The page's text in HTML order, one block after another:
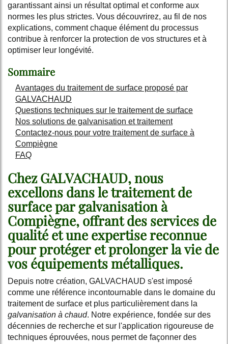
garantissant ainsi un résultat optimal et conforme aux
normes les plus strictes. Vous découvrirez, au fil de nos
explications, comment chaque élément du processus
contribue à renforcer la protection de vos structures et à
optimiser leur longévité.
Sommaire
Avantages du traitement de surface proposé par
GALVACHAUD
Questions techniques sur le traitement de surface
Nos solutions de galvanisation et traitement
Contactez-nous pour votre traitement de surface à
Compiègne
FAQ
Chez GALVACHAUD, nous
excellons dans letraitement de
surface par galvanisation à
Compiègne, offrant des services de
qualité et une expertise reconnue
pour protéger et prolonger la vie de
vos équipements métalliques.
Depuis notre création, GALVACHAUD s'est imposé
comme une référence incontournable dans le domaine du
traitement de surface et plus particulièrement dans la
galvanisation à chaud. Notre expérience, fondée sur des
décennies de recherche et sur l'application rigoureuse de
techniques éprouvées, nous permet de façonner des